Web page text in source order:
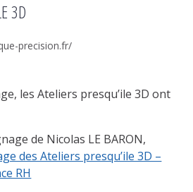
3D
precision.fr/
les Ateliers presqu’ile 3D ont
de Nicolas LE BARON,
des Ateliers presqu’ile 3D –
RH